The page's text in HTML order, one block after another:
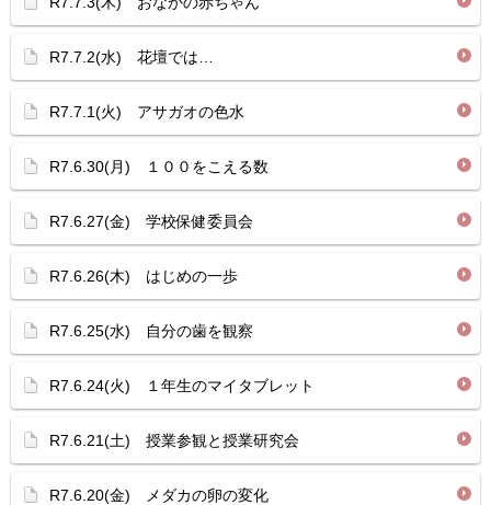
R7.7.2(水) 花壇では…
R7.7.1(火) アサガオの色水
R7.6.30(月) １００をこえる数
R7.6.27(金) 学校保健委員会
R7.6.26(木) はじめの一歩
R7.6.25(水) 自分の歯を観察
R7.6.24(火) １年生のマイタブレット
R7.6.21(土) 授業参観と授業研究会
R7.6.20(金) メダカの卵の変化